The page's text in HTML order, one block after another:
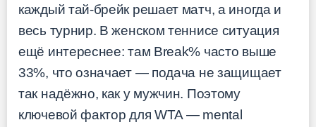
каждый тай-брейк решает матч, а иногда и
весь турнир. В женском теннисе ситуация
ещё интереснее: там Break% часто выше
33%, что означает — подача не защищает
так надёжно, как у мужчин. Поэтому
ключевой фактор для WTA — mental